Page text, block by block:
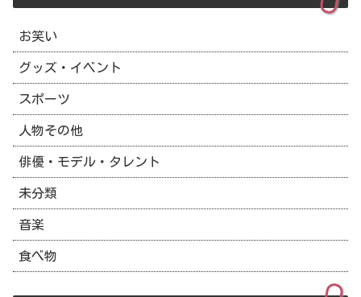
お笑い
グッズ・イベント
スポーツ
人物その他
俳優・モデル・タレント
未分類
音楽
食べ物